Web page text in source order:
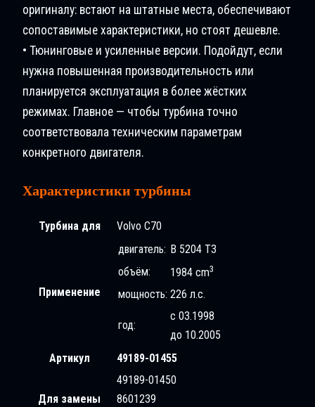
оригиналу: встают на штатные места, обеспечивают
сопоставимые характеристики, но стоят дешевле.
• Тюнинговые и усиленные версии. Подойдут, если
нужна повышенная производительность или
планируется эксплуатация в более жёстких
режимах. Главное — чтобы турбина точно
соответствовала техническим параметрам
конкретного двигателя.
Характеристики турбины
Турбина для Volvo C70
Применение
двигатель: B 5204 T3
объём:
1984 cm3
мощность: 226 л.с.
год:
с 03.1998
до 10.2005
Артикул
49189-01455
Для замены
49189-01450
8601239